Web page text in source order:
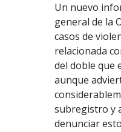
Un nuevo
general de la
casos de
relacionada
del doble que
aunque
subregistro y
denunciar